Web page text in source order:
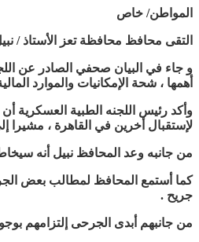
المواطن/ خاص
التقى محافظ محافظة تعز الأستاذ /
و جاء في البيان صحفي الصادر عن
أهمها ، شحة الإمكانيات والموارد
لإستقبال أخرين في القاهرة ،
من جانبه وعد المحافظ نبيل أنه
كما أستمع المحافظ لمطالب بعض
جريح .
من جانبهم أبدى الجرحى إلتزامهم